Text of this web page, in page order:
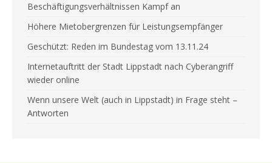
Beschäftigungsverhältnissen Kampf an
Höhere Mietobergrenzen für Leistungsempfänger
Geschützt: Reden im Bundestag vom 13.11.24
Internetauftritt der Stadt Lippstadt nach Cyberangriff
wieder online
Wenn unsere Welt (auch in Lippstadt) in Frage steht –
Antworten